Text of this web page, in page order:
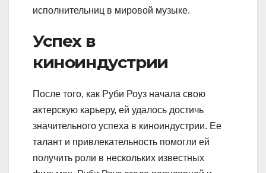
исполнительниц в мировой музыке.
Успех в
киноиндустрии
После того, как Руби Роуз начала свою
актерскую карьеру, ей удалось достичь
значительного успеха в киноиндустрии. Ее
талант и привлекательность помогли ей
получить роли в нескольких известных